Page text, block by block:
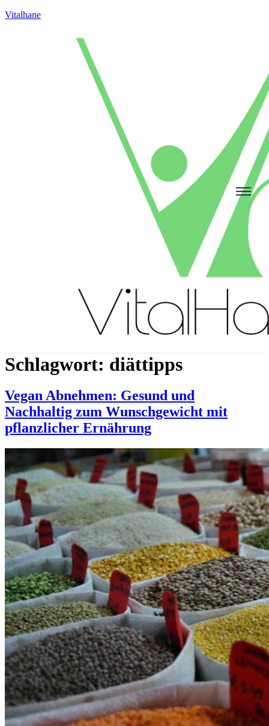
Vitalhane
Schlagwort: diättipps
Vegan Abnehmen: Gesund und
Nachhaltig zum Wunschgewicht mit
pflanzlicher Ernährung